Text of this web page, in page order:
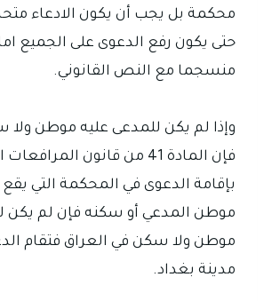
محكمة بل يجب أن يكون الادعاء
حتى يكون رفع الدعوى على الجميع
منسجما مع النص القانوني.
وإذا لم يكن للمدعى عليه موطن
فإن المادة 41 من قانون
بإقامة الدعوى في المحكمة التي يقع
موطن المدعي أو سكنه فإن لم يكن
موطن ولا سكن في العراق فتقام
مدينة بغداد.